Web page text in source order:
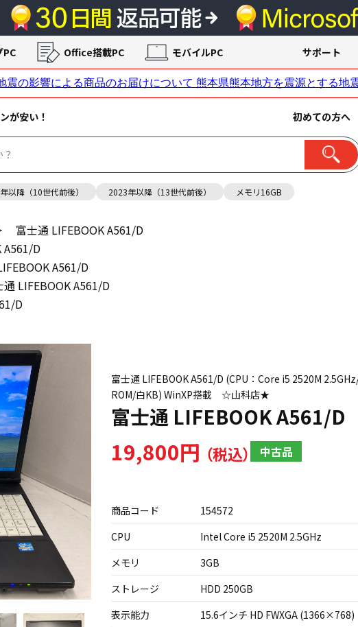
が安い！ 初めての方へ
以降（10世代前後） 2023年以降（13世代前後） メモリ16GB
PC Office搭載PC モバイルPC サポート
富士通 LIFEBOOK A561/D
A561/D
A561/D
通 LIFEBOOK A561/D
D
富士通 LIFEBOOK A561/D (CPU：Core i5 2520M
ROM/白KB) WinXP搭載 ☆山科店★
富士通 LIFEBOOK A561/D
19,800円 中古品
商品コード
154572
CPU
Intel Core i5 2520M 2.5GHz
メモリ
3GB
ストレージ
HDD 250GB
表示能力
15.6インチ HD FWXGA (1366×768)